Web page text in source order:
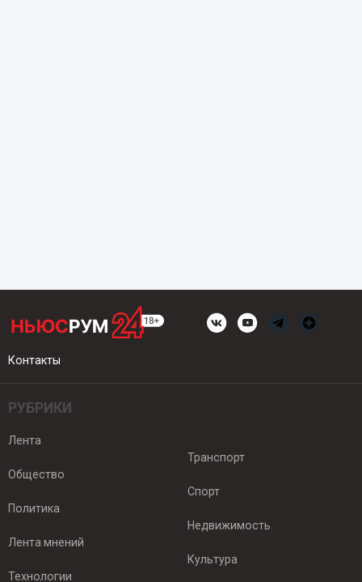
Контакты
РУБРИКИ
Лента
Общество
Политика
Лента мнений
Технологии
Транспорт
Спорт
Недвижимость
Культура